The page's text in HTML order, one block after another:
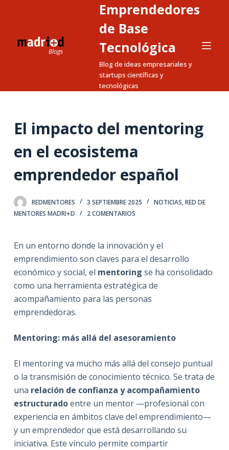
a
e
d
Emprendedores
de Base
Tecnológica
Blog de ideas empresariales y
startups científicas y
tecnológicas
El impacto del mentoring
en el ecosistema
emprendedor español
REDMENTORES 3 SEPTIEMBRE 2025 NOTICIAS,RED DE
MENTORES MADRI+D
2 COMENTARIOS
En un entorno donde la innovación y el
emprendimiento son claves para el desarrollo
económico y social, el mentoring se ha consolidado
como una herramienta estratégica de
acompañamiento para las personas
emprendedoras.
Mentoring: más allá del asesoramiento
El mentoring va mucho más allá del consejo puntual
o la transmisión de conocimiento técnico. Se trata de
una relación de confianza y acompañamiento
estructuradoentre un mentor —profesional con
experiencia en ámbitos clave del emprendimiento—
y un emprendedor que está desarrollando su
iniciativa. Este vínculo permite compartir